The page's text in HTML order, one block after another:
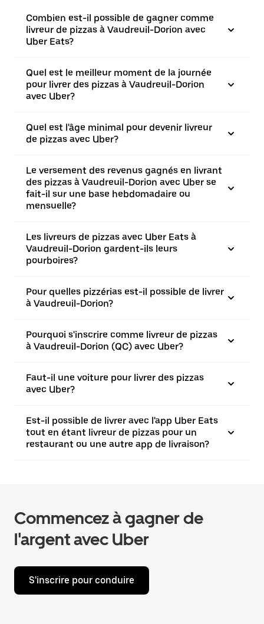
Combien est-il possible de gagner comme
livreur de pizzas à Vaudreuil-Dorion avec
Uber Eats?
Quel est le meilleur moment de la journée
pour livrer des pizzas à Vaudreuil-Dorion
avec Uber?
Quel est l'âge minimal pour devenir livreur
de pizzas avec Uber?
Le versement des revenus gagnés en livrant
des pizzas à Vaudreuil-Dorion avec Uber se
fait-il sur une base hebdomadaire ou
mensuelle?
Les livreurs de pizzas avec Uber Eats à
Vaudreuil-Dorion gardent-ils leurs
pourboires?
Pour quelles pizzérias est-il possible de livrer
à Vaudreuil-Dorion?
Pourquoi s'inscrire comme livreur de pizzas
à Vaudreuil-Dorion (QC) avec Uber?
Faut-il une voiture pour livrer des pizzas
avec Uber?
Est-il possible de livrer avec l'app Uber Eats
tout en étant livreur de pizzas pour un
restaurant ou une autre app de livraison?
Commencez à gagner de
l'argent avec Uber
S'inscrire pour conduire